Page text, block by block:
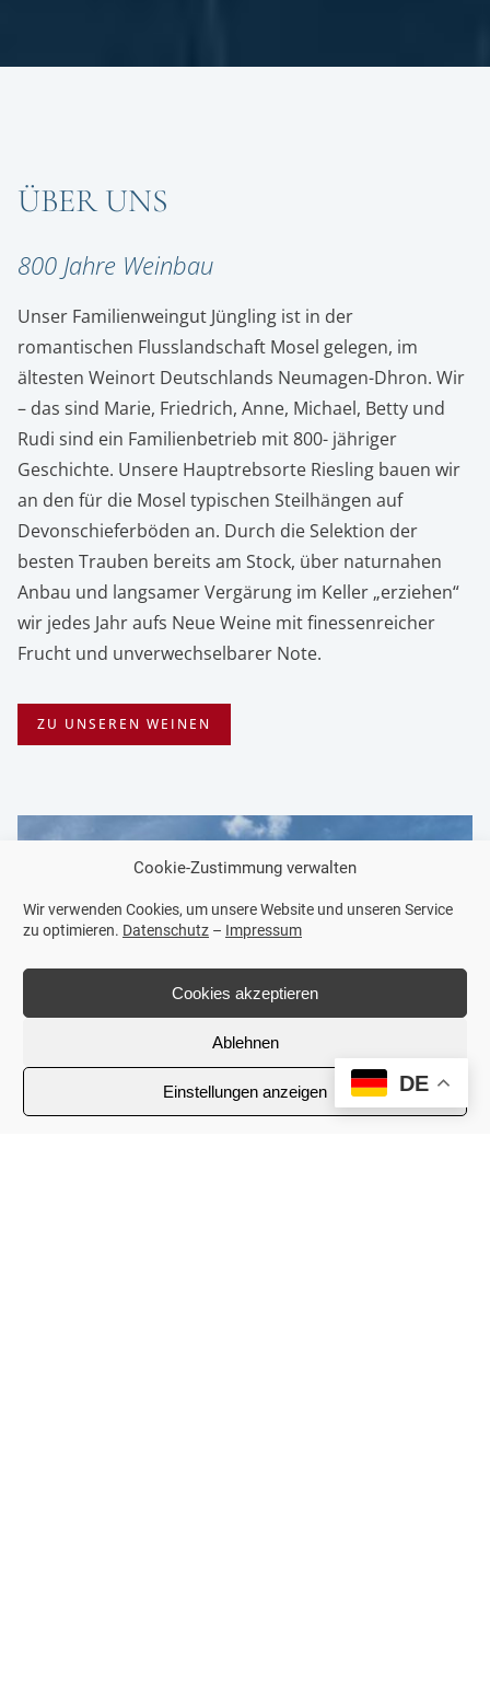
Cookie-Zustimmung verwalten
Wir verwenden Cookies, um unsere Website und unseren Service
zu optimieren. Datenschutz – Impressum
Cookies akzeptieren
Ablehnen
Einstellungen anzeigen
ÜBER UNS
800 Jahre Weinbau
Unser Familienweingut Jüngling ist in der
romantischen Flusslandschaft Mosel gelegen, im
ältesten Weinort Deutschlands Neumagen-Dhron. Wir
– das sind Marie, Friedrich, Anne, Michael, Betty und
Rudi sind ein Familienbetrieb mit 800- jähriger
Geschichte. Unsere Hauptrebsorte Riesling bauen wir
an den für die Mosel typischen Steilhängen auf
Devonschieferböden an. Durch die Selektion der
besten Trauben bereits am Stock, über naturnahen
Anbau und langsamer Vergärung im Keller „erziehen“
wir jedes Jahr aufs Neue Weine mit finessenreicher
Frucht und unverwechselbarer Note.
ZU UNSEREN WEINEN
Erleben Sie
Wein und
Landschaft
hautnah!​
Besuchen Sie uns und
entdecken Sie unsere
Weine inmitten
DE